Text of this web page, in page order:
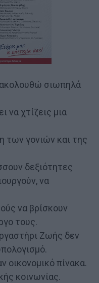
σιωπηλά
να χτίζεις μια
των γονιών και της
δεξιότητες
να
να βρίσκουν
τους.
Ζωής δεν
οικονομικό πίνακα.
κοινωνίας.